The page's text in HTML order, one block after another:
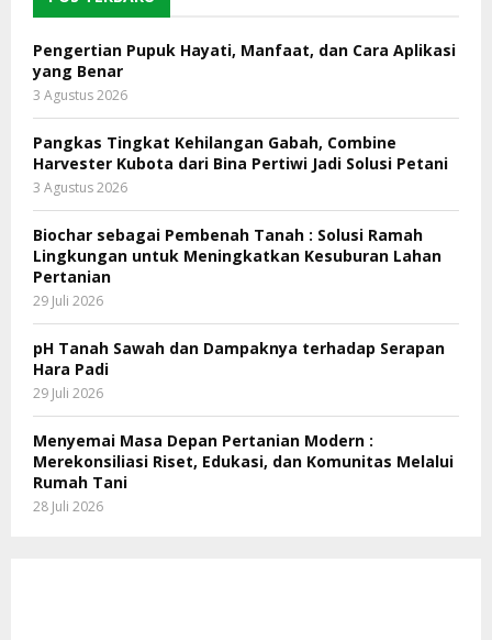
Pengertian Pupuk Hayati, Manfaat, dan Cara Aplikasi
yang Benar
3 Agustus 2026
Pangkas Tingkat Kehilangan Gabah, Combine
Harvester Kubota dari Bina Pertiwi Jadi Solusi Petani
3 Agustus 2026
Biochar sebagai Pembenah Tanah : Solusi Ramah
Lingkungan untuk Meningkatkan Kesuburan Lahan
Pertanian
29 Juli 2026
pH Tanah Sawah dan Dampaknya terhadap Serapan
Hara Padi
29 Juli 2026
Menyemai Masa Depan Pertanian Modern :
Merekonsiliasi Riset, Edukasi, dan Komunitas Melalui
Rumah Tani
28 Juli 2026